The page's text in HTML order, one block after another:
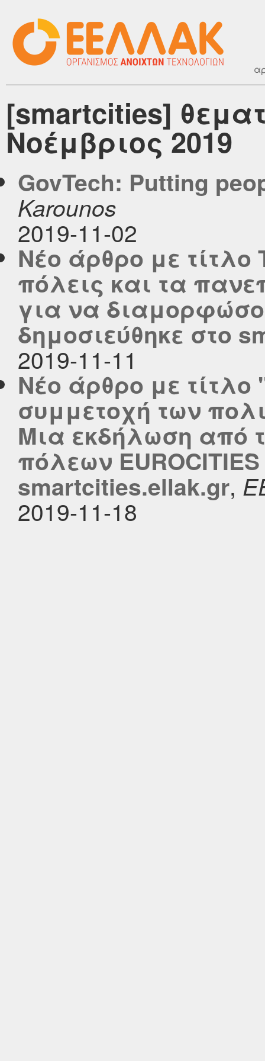
[smartcities]
Νοέμβριος 2019
GovTech: Putting
Karounos
2019-11-02
Νέο άρθρο με τίτλο
πόλεις και τα
για να
δημοσιεύθηκε στο
2019-11-11
Νέο άρθρο με
συμμετοχή των
Μια εκδήλωση από
πόλεων
smartcities.ellak.gr,
2019-11-18